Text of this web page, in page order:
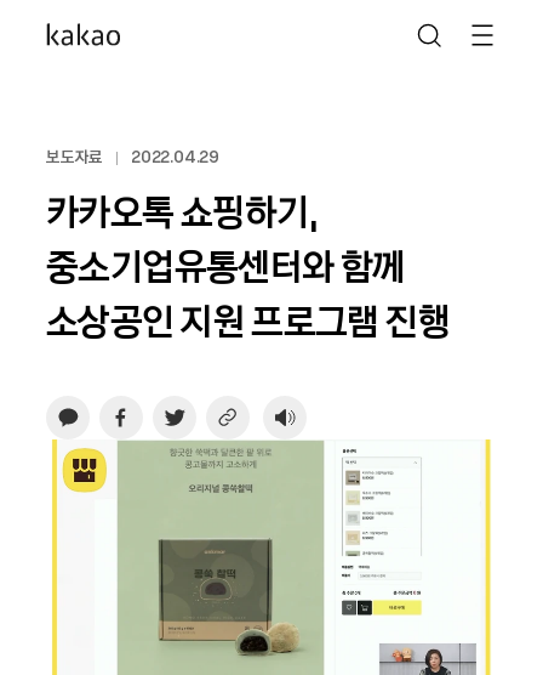
보도자료 2022.04.29
카카오톡 쇼핑하기,
중소기업유통센터와 함께
소상공인 지원 프로그램 진행